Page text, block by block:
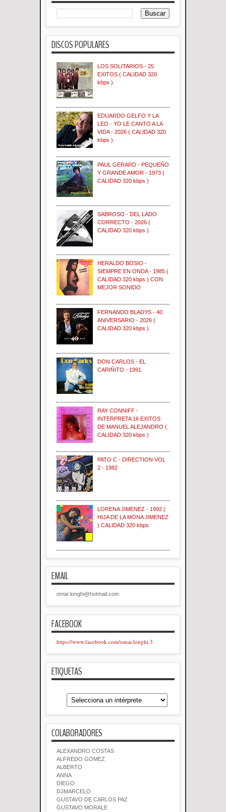
DISCOS POPULARES
LOS SOLITARIOS - 25
EXITOS ( CALIDAD 320
kbps )
EDUARDO GELFO Y LA
LEO - YO LE CANTO A LA
VIDA - 2026 ( CALIDAD 320
kbps )
PAUL GERARD - PEQUEÑO
Y GRANDE AMOR - 1973 (
CALIDAD 320 kbps )
SABROSO - DEL LADO
CORRECTO - 2026 (
CALIDAD 320 kbps )
HERALDO BOSIO -
SIEMPRE EN ONDA - 1985 (
CALIDAD 320 kbps ) CON
MEJOR SONIDO
FERNANDO BLADYS - 40
ANIVERSARIO - 2026 (
CALIDAD 320 kbps )
DON CARLOS - EL
CARIÑITO - 1991
RAY CONNIFF -
INTERPRETA 16 EXITOS
DE MANUEL ALEJANDRO (
CALIDAD 320 kbps )
PATO C - DIRECTION VOL
2 - 1982
LORENA JIMENEZ - 1992 (
HIJA DE LA MONA JIMENEZ
) CALIDAD 320 kbps
EMAIL
omar.longhi@hotmail.com
FACEBOOK
https://www.facebook.com/omar.longhi.3
ETIQUETAS
COLABORADORES
ALEXANDRO COSTAS
ALFREDO GOMEZ
ALBERTO
ANNA
DIEGO
DJMARCELO
GUSTAVO DE CARLOS PAZ
GUSTAVO MORALE